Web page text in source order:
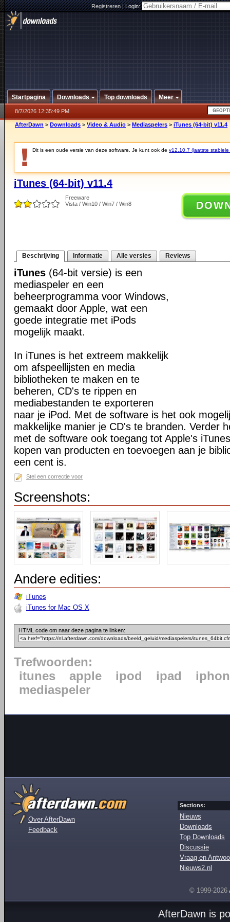
Registreren|Login:
Startpagina Downloads Top downloads Meer
8/7/2026 12:35:49 PM
AfterDawn > Downloads > Video & Audio > Mediaspelers > iTunes (64-bit) v11.4
Dit is een oude versie van deze software. Je kunt ook de v12.10.7 (laatste stabiele
iTunes (64-bit) v11.4
Freeware
Vista / Win10 / Win7 / Win8
Beschrijving Informatie Alle versies Reviews
iTunes (64-bit versie) is een
mediaspeler en een
beheerprogramma voor Windows,
gemaakt door Apple, wat een
goede integratie met iPods
mogelijk maakt.
In iTunes is het extreem makkelijk
om afspeellijsten en media
bibliotheken te maken en te
beheren, CD's te rippen en
mediabestanden te exporteren
naar je iPod. Met de software is het ook
makkelijke manier je CD's te branden. Verder
met de software ook toegang tot Apple's
kopen van producten en toevoegen aan je
een cent is.
Stel een correctie voor
Screenshots:
Andere edities:
iTunes
iTunes for Mac OS X
HTML code om naar deze pagina te linken:
Trefwoorden:
itunes
apple ipod ipad
mediaspeler
Over AfterDawn
Feedback
Sections:
Nieuws
Downloads
Top Downloads
Discussie
Vraag en
Nieuws2.nl
© 1999-2026
AfterDawn is